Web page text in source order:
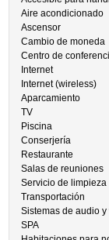
Aire acondicionado
Ascensor
Cambio de moneda
Centro de
Internet
Internet (wireless)
Aparcamiento
TV
Piscina
Conserjería
Restaurante
Salas de reuniones
Servicio de limpieza
Transportación
Sistemas de audio y
SPA